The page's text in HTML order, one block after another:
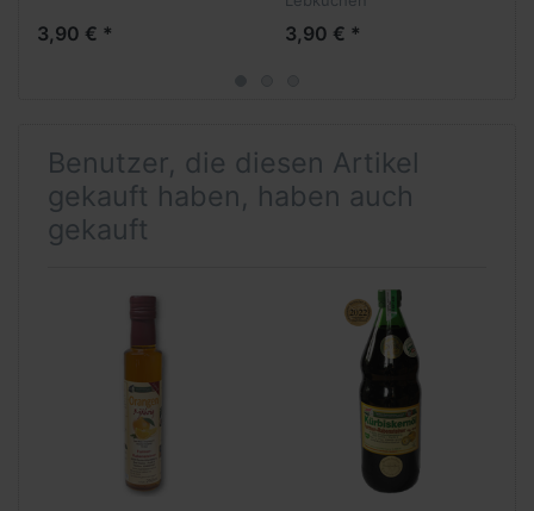
3,90 € * 3,90 € *
Benutzer, die diesen Artikel
gekauft haben, haben auch
gekauft